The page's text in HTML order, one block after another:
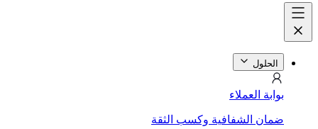
الحلول
بوابة العملاء
ضمان الشفافية وكسب الثقة